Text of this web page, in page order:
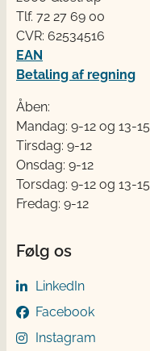
Tlf. 72 2​​​7 69 00
CVR: 62534516
EAN
Betaling af regning
Åben:
Mandag: 9-12 og 13-15
Tirsdag: 9-12
Onsdag: 9-12
Torsdag: 9-12 og 13-15
Fredag: 9-12
Følg os
LinkedIn
Facebook
Instagram